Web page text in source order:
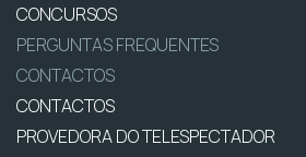
CONCURSOS
PERGUNTAS FREQUENTES
CONTACTOS
CONTACTOS
PROVEDORA DO TELESPECTADOR